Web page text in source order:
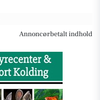
Annoncørbetalt indhold